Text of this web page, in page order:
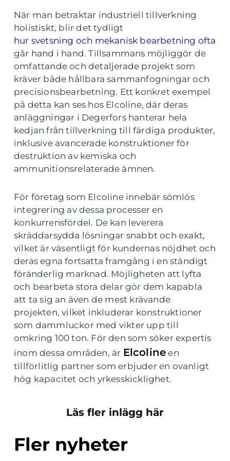
När man betraktar industriell tillverkning
holistiskt, blir det tydligt
hur svetsning och mekanisk bearbetning ofta
går hand i hand. Tillsammans möjliggör de
omfattande och detaljerade projekt som
kräver både hållbara sammanfogningar och
precisionsbearbetning. Ett konkret exempel
på detta kan ses hos Elcoline, där deras
anläggningar i Degerfors hanterar hela
kedjan från tillverkning till färdiga produkter,
inklusive avancerade konstruktioner för
destruktion av kemiska och
ammunitionsrelaterade ämnen.
För företag som Elcoline innebär sömlös
integrering av dessa processer en
konkurrensfördel. De kan leverera
skräddarsydda lösningar snabbt och exakt,
vilket är väsentligt för kundernas nöjdhet och
deras egna fortsatta framgång i en ständigt
föränderlig marknad. Möjligheten att lyfta
och bearbeta stora delar gör dem kapabla
att ta sig an även de mest krävande
projekten, vilket inkluderar konstruktioner
som dammluckor med vikter upp till
omkring 100 ton. För den som söker expertis
inom dessa områden, är Elcoline en
tillförlitlig partner som erbjuder en ovanligt
hög kapacitet och yrkesskicklighet.
Läs fler inlägg här
Fler nyheter